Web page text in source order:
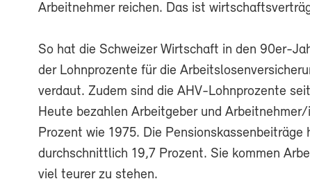
Arbeitnehmer reichen. Das ist
So hat die Schweizer Wirtschaft in den 90er-
der Lohnprozente für die
verdaut. Zudem sind die AHV-Lohnprozente
Heute bezahlen Arbeitgeber und
Prozent wie 1975. Die Pensionskassenbeiträge
durchschnittlich 19,7 Prozent. Sie kommen
viel teurer zu stehen.